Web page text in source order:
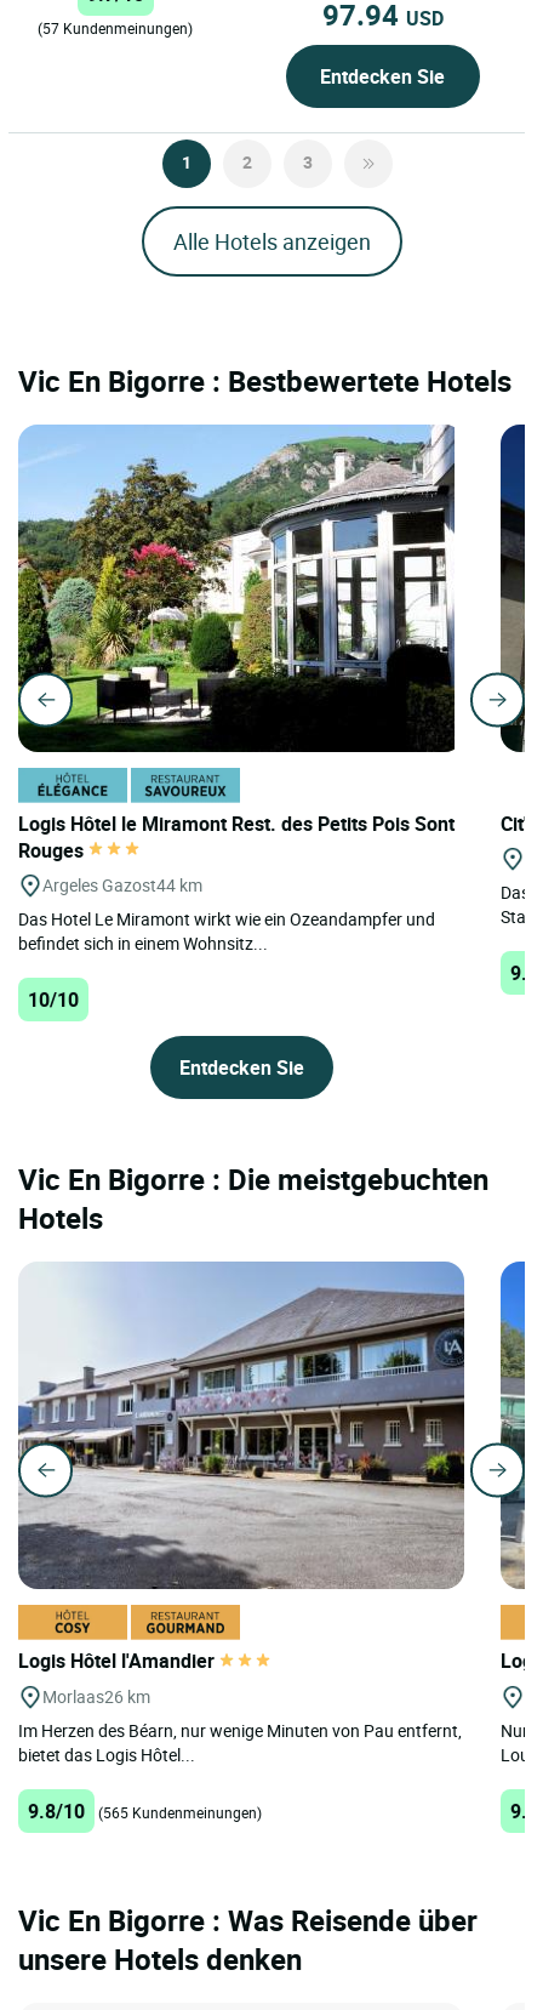
(57 Kundenmeinungen) 97.94 USD
Entdecken Sie
1 2 3
Alle Hotels anzeigen
Vic En Bigorre : Bestbewertete Hotels
Logis Hôtel le Miramont Rest. des Petits Pois Sont
Rouges
Argeles Gazost44 km
Das Hotel Le Miramont wirkt wie ein Ozeandampfer und
befindet sich in einem Wohnsitz...
10/10
Entdecken Sie
Das
Vic En Bigorre : Die meistgebuchten
Hotels
Logis Hôtel l'Amandier
Morlaas26 km
Im Herzen des Béarn, nur wenige Minuten von Pau entfernt,
bietet das Logis Hôtel...
9.8/10 (565 Kundenmeinungen)
Nur
Vic En Bigorre : Was Reisende über
unsere Hotels denken